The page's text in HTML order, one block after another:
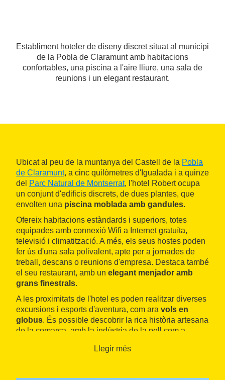
Establiment hoteler de diseny discret situat al municipi
de la Pobla de Claramunt amb habitacions
confortables, una piscina a l'aire lliure, una sala de
reunions i un elegant restaurant.
Ubicat al peu de la muntanya del Castell de la Pobla
de Claramunt, a cinc quilòmetres d'Igualada i a quinze
del Parc Natural de Montserrat, l'hotel Robert ocupa
un conjunt d'edificis discrets, de dues plantes, que
envolten una piscina moblada amb gandules.
Ofereix habitacions estàndards i superiors, totes
equipades amb connexió Wifi a Internet gratuïta,
televisió i climatització. A més, els seus hostes poden
fer ús d'una sala polivalent, apte per a jornades de
treball, descans o reunions d'empresa. Destaca també
el seu restaurant, amb un elegant menjador amb
grans finestrals.
A les proximitats de l'hotel es poden realitzar diverses
excursions i esports d'aventura, com ara vols en
globus. És possible descobrir la rica història artesana
de la comarca, amb la indústria de la pell com a
Llegir més